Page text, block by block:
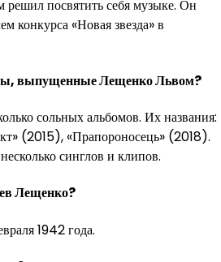
решил посвятить себя музыке. Он
конкурса «Новая звезда» в
выпущенные Лещенко Львом?
сольных альбомов. Их названия:
(2015), «Прапороносець» (2018).
синглов и клипов.
Лещенко?
1942 года.